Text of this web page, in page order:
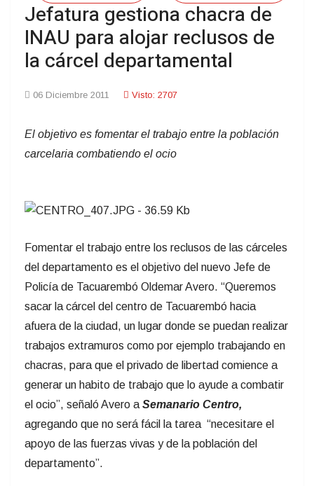
Jefatura gestiona chacra de
INAU para alojar reclusos de
la cárcel departamental
06 Diciembre 2011 Visto: 2707
El objetivo es fomentar el trabajo entre la población
carcelaria combatiendo el ocio
Fomentar el trabajo entre los reclusos de las cárceles
del departamento es el objetivo del nuevo Jefe de
Policía de Tacuarembó Oldemar Avero. “Queremos
sacar la cárcel del centro de Tacuarembó hacia
afuera de la ciudad, un lugar donde se puedan realizar
trabajos extramuros como por ejemplo trabajando en
chacras, para que el privado de libertad comience a
generar un habito de trabajo que lo ayude a combatir
el ocio”, señaló Avero a Semanario Centro,
agregando que no será fácil la tarea “necesitare el
apoyo de las fuerzas vivas y de la población del
departamento”.